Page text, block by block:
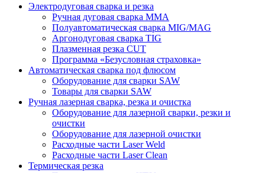
Электродуговая сварка и резка
Ручная дуговая сварка MMA
Полуавтоматическая сварка MIG/MAG
Аргонодуговая сварка TIG
Плазменная резка CUT
Программа «Безусловная страховка»
Автоматическая сварка под флюсом
Оборудование для сварки SAW
Товары для сварки SAW
Ручная лазерная сварка, резка и очистка
Оборудование для лазерной сварки, резки и
очистки
Оборудование для лазерной очистки
Расходные части Laser Weld
Расходные части Laser Clean
Термическая резка